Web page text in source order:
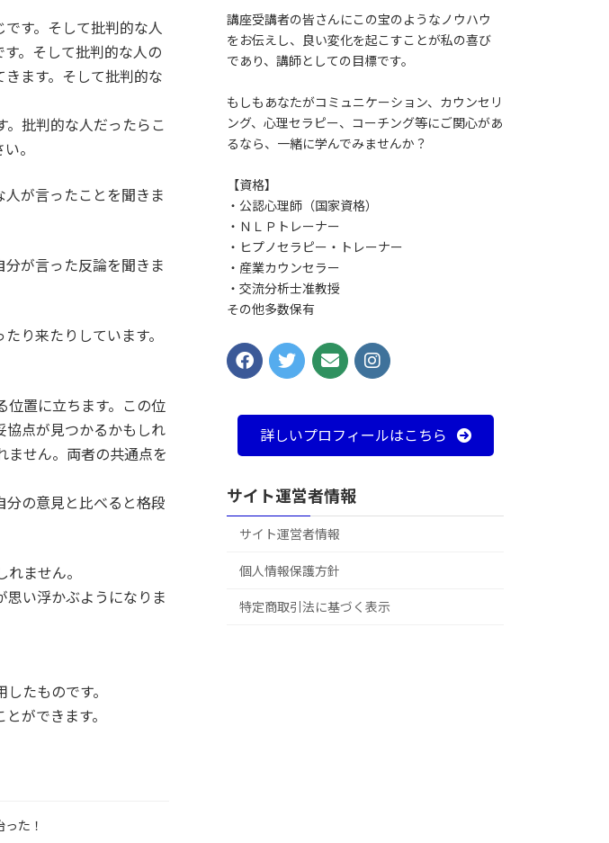
す。そして批判的な人
。そして批判的な人の
ます。そして批判的な
。批判的な人だったらこ
。
が言ったことを聞きま
が言った反論を聞きま
り来たりしています。
置に立ちます。この位
協点が見つかるかもしれ
ません。両者の共通点を
分の意見と比べると格段
ません。
思い浮かぶようになりま
たものです。
ができます。
た！
講座受講者の皆さんにこの宝のようなノウハウ
をお伝えし、良い変化を起こすことが私の喜び
であり、講師としての目標です。
もしもあなたがコミュニケーション、カウンセリ
ング、心理セラピー、コーチング等にご関心があ
るなら、一緒に学んでみませんか？
【資格】
・公認心理師（国家資格）
・ＮＬＰトレーナー
・ヒプノセラピー・トレーナー
・産業カウンセラー
・交流分析士准教授
その他多数保有
詳しいプロフィールはこちら
サイト運営者情報
サイト運営者情報
個人情報保護方針
特定商取引法に基づく表示